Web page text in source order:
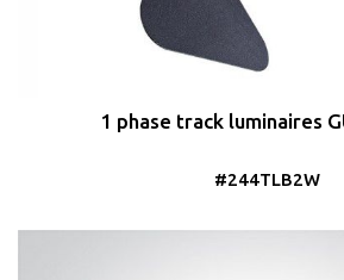
1 phase track luminaires
#244TLB2W